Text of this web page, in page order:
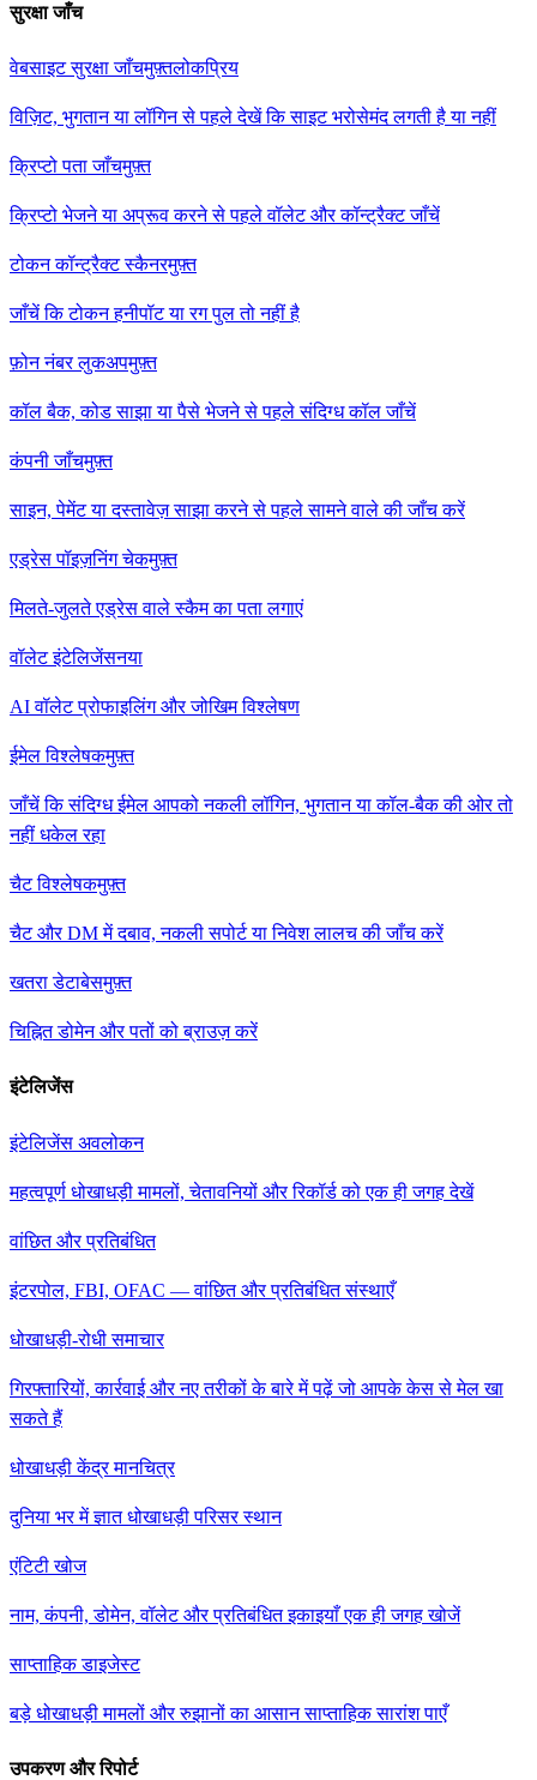
सुरक्षा जाँच
वेबसाइट सुरक्षा जाँचमुफ़्तलोकप्रिय
विज़िट, भुगतान या लॉगिन से पहले देखें कि साइट भरोसेमंद लगती है या नहीं
क्रिप्टो पता जाँचमुफ़्त
क्रिप्टो भेजने या अप्रूव करने से पहले वॉलेट और कॉन्ट्रैक्ट जाँचें
टोकन कॉन्ट्रैक्ट स्कैनरमुफ़्त
जाँचें कि टोकन हनीपॉट या रग पुल तो नहीं है
फ़ोन नंबर लुकअपमुफ़्त
कॉल बैक, कोड साझा या पैसे भेजने से पहले संदिग्ध कॉल जाँचें
कंपनी जाँचमुफ़्त
साइन, पेमेंट या दस्तावेज़ साझा करने से पहले सामने वाले की जाँच करें
एड्रेस पॉइज़निंग चेकमुफ़्त
मिलते-जुलते एड्रेस वाले स्कैम का पता लगाएं
वॉलेट इंटेलिजेंसनया
AI वॉलेट प्रोफाइलिंग और जोखिम विश्लेषण
ईमेल विश्लेषकमुफ़्त
जाँचें कि संदिग्ध ईमेल आपको नकली लॉगिन, भुगतान या कॉल-बैक की ओर तो
नहीं धकेल रहा
चैट विश्लेषकमुफ़्त
चैट और DM में दबाव, नकली सपोर्ट या निवेश लालच की जाँच करें
खतरा डेटाबेसमुफ़्त
चिह्नित डोमेन और पतों को ब्राउज़ करें
इंटेलिजेंस
इंटेलिजेंस अवलोकन
महत्वपूर्ण धोखाधड़ी मामलों, चेतावनियों और रिकॉर्ड को एक ही जगह देखें
वांछित और प्रतिबंधित
इंटरपोल, FBI, OFAC — वांछित और प्रतिबंधित संस्थाएँ
धोखाधड़ी-रोधी समाचार
गिरफ्तारियों, कार्रवाई और नए तरीकों के बारे में पढ़ें जो आपके केस से मेल खा
सकते हैं
धोखाधड़ी केंद्र मानचित्र
दुनिया भर में ज्ञात धोखाधड़ी परिसर स्थान
एंटिटी खोज
नाम, कंपनी, डोमेन, वॉलेट और प्रतिबंधित इकाइयाँ एक ही जगह खोजें
साप्ताहिक डाइजेस्ट
बड़े धोखाधड़ी मामलों और रुझानों का आसान साप्ताहिक सारांश पाएँ
उपकरण और रिपोर्ट